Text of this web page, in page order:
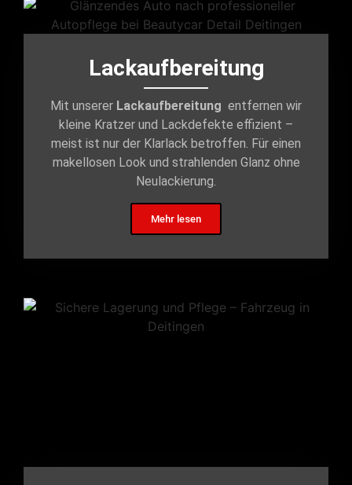
Lackaufbereitung
Mit unserer Lackaufbereitung entfernen wir
kleine Kratzer und Lackdefekte effizient –
meist ist nur der Klarlack betroffen. Für einen
makellosen Look und strahlenden Glanz ohne
Neulackierung.
Mehr lesen